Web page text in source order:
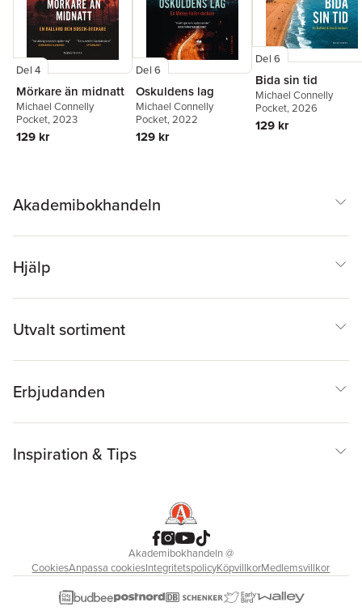
Del 4
Mörkare än midnatt
Michael Connelly
Pocket, 2023
129 kr
Del 6
Oskuldens lag
Michael Connelly
Pocket, 2022
129 kr
Del 6
Bida sin tid
Michael Connelly
Pocket, 2026
129 kr
Akademibokhandeln
Hjälp
Utvalt sortiment
Erbjudanden
Inspiration & Tips
Akademibokhandeln@
CookiesAnpassa cookiesIntegritetspolicyKöpvillkorMedlemsvillkor